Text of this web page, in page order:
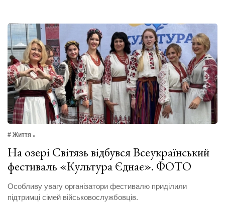
# Життя
На озері Світязь відбувся Всеукраїнський
фестиваль «Культура Єднає». ФОТО
Особливу увагу організатори фестивалю приділили
підтримці сімей військовослужбовців.